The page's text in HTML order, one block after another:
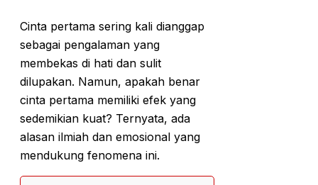
Cinta pertama sering kali dianggap
sebagai pengalaman yang
membekas di hati dan sulit
dilupakan. Namun, apakah benar
cinta pertama memiliki efek yang
sedemikian kuat? Ternyata, ada
alasan ilmiah dan emosional yang
mendukung fenomena ini.